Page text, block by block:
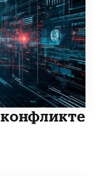
конфликте